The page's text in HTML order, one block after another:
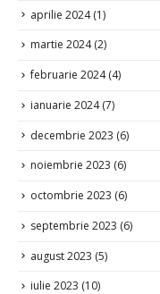
aprilie 2024 (1)
martie 2024 (2)
februarie 2024 (4)
ianuarie 2024 (7)
decembrie 2023 (6)
noiembrie 2023 (6)
octombrie 2023 (6)
septembrie 2023 (6)
august 2023 (5)
iulie 2023 (10)